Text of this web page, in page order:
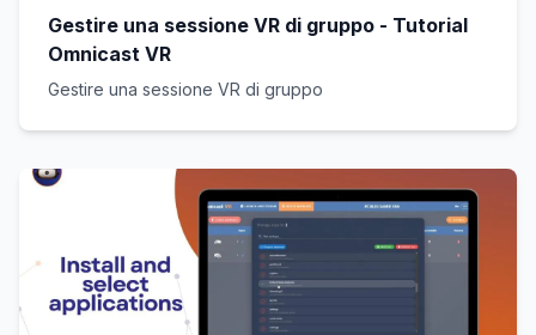
Gestire una sessione VR di gruppo - Tutorial
Omnicast VR
Gestire una sessione VR di gruppo